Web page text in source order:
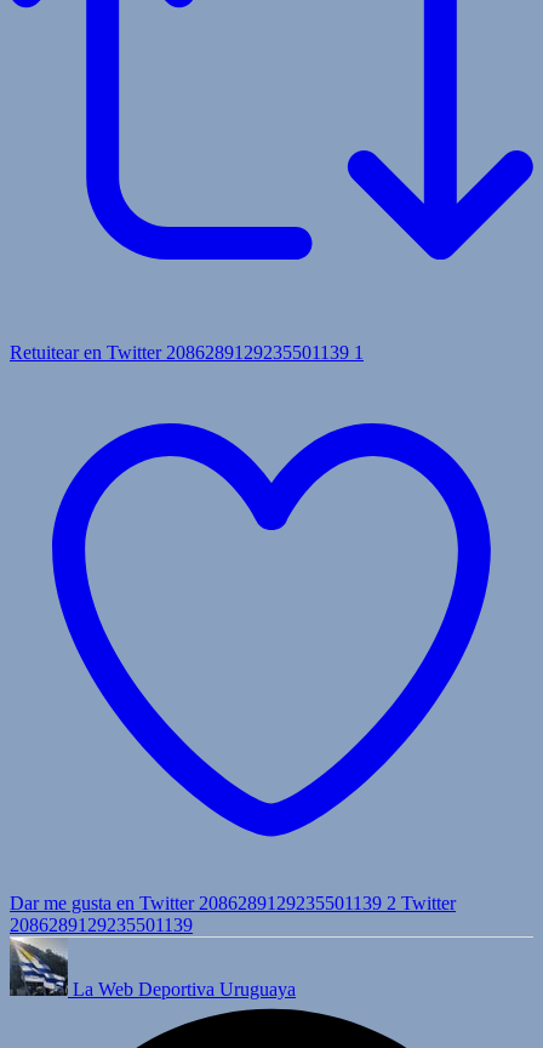
Retuitear en Twitter 2086289129235501139 1
Dar me gusta en Twitter 2086289129235501139 2 Twitter
2086289129235501139
La Web Deportiva Uruguaya